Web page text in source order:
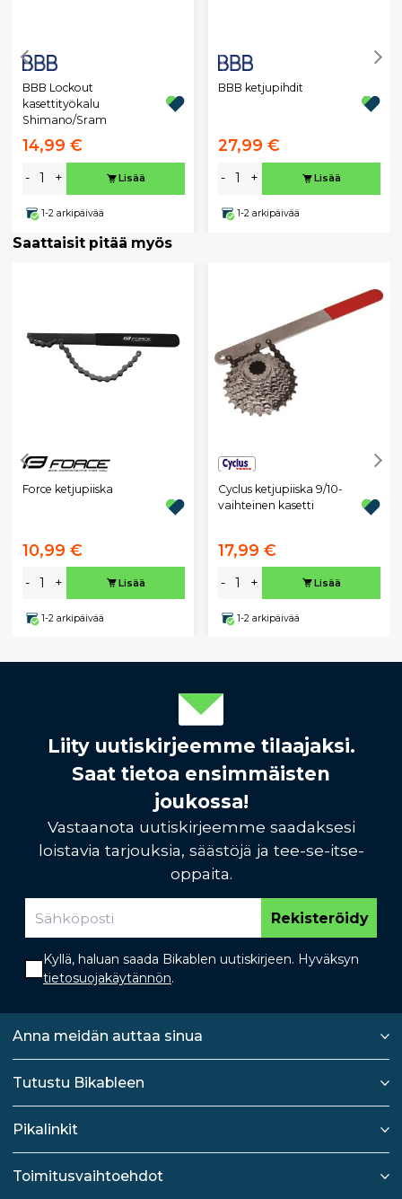
BBB Lockout
kasettityökalu
Shimano/Sram
14,99 €
- + Lisää
1-2 arkipäivää
BBB ketjupihdit
27,99 €
- + Lisää
1-2 arkipäivää
Saattaisit pitää myös
Force ketjupiiska
10,99 €
- + Lisää
1-2 arkipäivää
Cyclus ketjupiiska 9/10-
vaihteinen kasetti
17,99 €
- + Lisää
1-2 arkipäivää
Liity uutiskirjeemme tilaajaksi.
Saat tietoa ensimmäisten
joukossa!
Vastaanota uutiskirjeemme saadaksesi
loistavia tarjouksia, säästöjä ja tee-se-itse-
oppaita.
Rekisteröidy
Kyllä, haluan saada Bikablen uutiskirjeen. Hyväksyn
tietosuojakäytännön.
Anna meidän auttaa sinua
Tutustu Bikableen
Pikalinkit
Toimitusvaihtoehdot